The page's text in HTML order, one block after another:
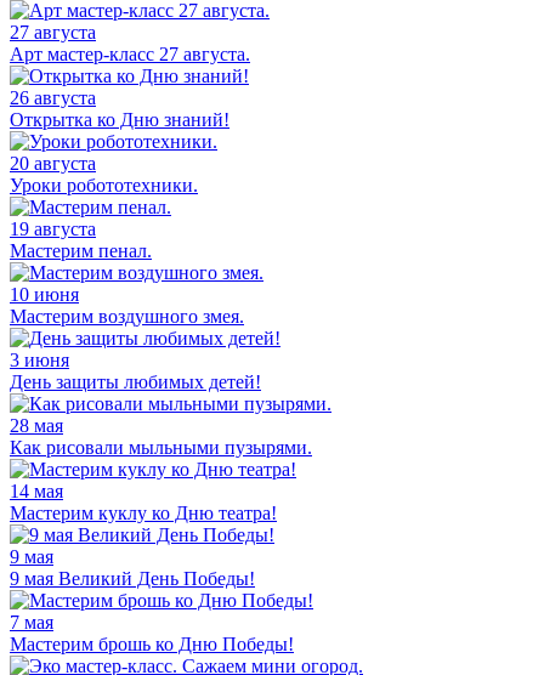
27 августа
Арт мастер-класс 27 августа.
26 августа
Открытка ко Дню знаний!
20 августа
Уроки робототехники.
19 августа
Мастерим пенал.
10 июня
Мастерим воздушного змея.
3 июня
День защиты любимых детей!
28 мая
Как рисовали мыльными пузырями.
14 мая
Мастерим куклу ко Дню театра!
9 мая
9 мая Великий День Победы!
7 мая
Мастерим брошь ко Дню Победы!